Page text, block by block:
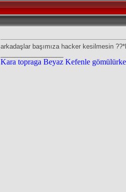
arkadaşlar başımıza hacker kesilmesin
Kara topraga Beyaz Kefenle